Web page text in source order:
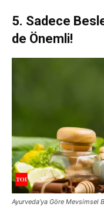
5. Sadece
de Önemli!
Ayurveda’ya Göre Mevsimsel